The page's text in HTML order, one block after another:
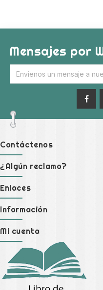
Mensajes por
Contáctenos
¿Algún reclamo?
Enlaces
Información
Mi cuenta